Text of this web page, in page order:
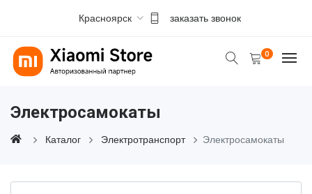
Красноярск заказать звонок
0
Электросамокаты
Каталог Электротранспорт Электросамокаты